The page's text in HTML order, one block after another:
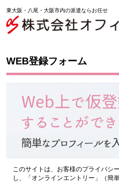
東大阪・八尾・大阪市内の派遣ならお任せ
WEB登録フォーム
このサイトは、お客様のプライバシ
し、「オンラインエントリー」（簡